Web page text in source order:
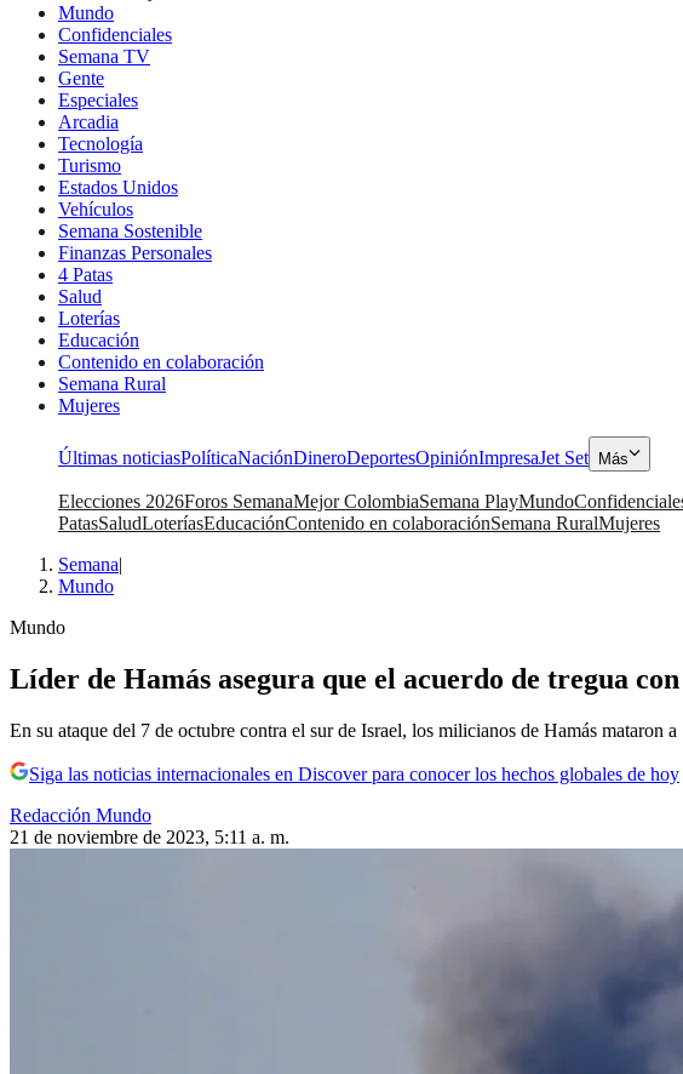
Mundo
Confidenciales
Semana TV
Gente
Especiales
Arcadia
Tecnología
Turismo
Estados Unidos
Vehículos
Semana Sostenible
Finanzas Personales
4 Patas
Salud
Loterías
Educación
Contenido en colaboración
Semana Rural
Mujeres
Últimas noticiasPolíticaNaciónDineroDeportesOpiniónImpresaJet Set Más
Elecciones 2026Foros SemanaMejor ColombiaSemana PlayMundo
PatasSaludLoteríasEducaciónContenido en colaboraciónSemana RuralMujeres
Semana|
Mundo
Mundo
Líder de Hamás asegura que el acuerdo de tregua
En su ataque del 7 de octubre contra el sur de Israel, los milicianos de Hamás mataron
Siga las noticias internacionales en Discover para conocer los hechos globales de hoy
Redacción Mundo
21 de noviembre de 2023, 5:11 a. m.